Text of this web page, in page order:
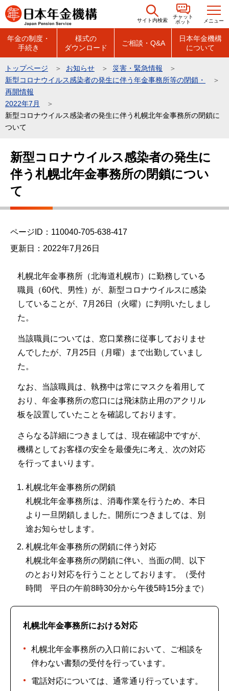
こ
の
の
先
頭
で
サイト内検索
チャット
ボット
メニュー
年金の制度・
手続き
様式の
ダウンロード
ご相談・Q&A
日本年金機構
について
トップページ お知らせ
災害・緊急情報
新型コロナウイルス感染者の発生に伴う年金事務所等の閉鎖・
再開情報
2022年7月
新型コロナウイルス感染者の発生に伴う札幌北年金事務所の閉鎖に
ついて
新型コロナウイルス感染者の発生に
伴う札幌北年金事務所の閉鎖につい
て
ページID：110040-705-638-417
更新日：2022年7月26日
札幌北年金事務所（北海道札幌市）に勤務している
職員（60代、男性）が、新型コロナウイルスに感染
していることが、7月26日（火曜）に判明いたしまし
た。
当該職員については、窓口業務に従事しておりませ
んでしたが、7月25日（月曜）まで出勤していまし
た。
なお、当該職員は、執務中は常にマスクを着用して
おり、年金事務所の窓口には飛沫防止用のアクリル
板を設置していたことを確認しております。
さらなる詳細につきましては、現在確認中ですが、
機構としてお客様の安全を最優先に考え、次の対応
を行ってまいります。
札幌北年金事務所の閉鎖
札幌北年金事務所は、消毒作業を行うため、本日
より一旦閉鎖しました。開所につきましては、別
途お知らせします。
札幌北年金事務所の閉鎖に伴う対応
札幌北年金事務所の閉鎖に伴い、当面の間、以下
のとおり対応を行うこととしております。（受付
時間 平日の午前8時30分から午後5時15分まで）
札幌北年金事務所における対応
札幌北年金事務所の入口前において、ご相談を
伴わない書類の受付を行っています。
電話対応については、通常通り行っています。